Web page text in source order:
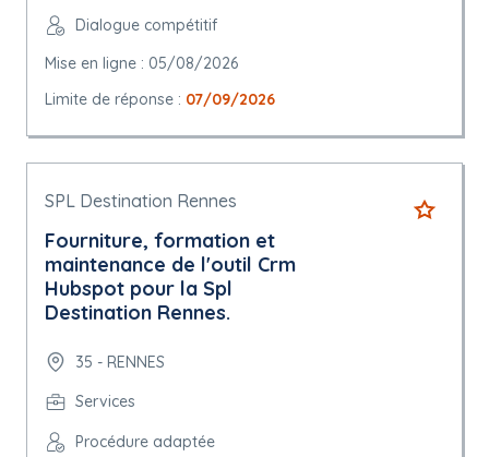
Dialogue compétitif
Mise en ligne : 05/08/2026
Limite de réponse : 07/09/2026
SPL Destination Rennes
Fourniture, formation et
maintenance de l'outil Crm
Hubspot pour la Spl
Destination Rennes.
35 - RENNES
Services
Procédure adaptée